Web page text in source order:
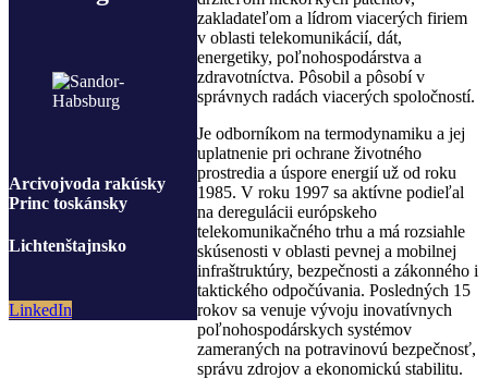
Arcivojvoda rakúsky
Princ toskánsky
Lichtenštajnsko
LinkedIn
zakladateľom a lídrom viacerých firiem
v oblasti telekomunikácií, dát,
energetiky, poľnohospodárstva a
zdravotníctva. Pôsobil a pôsobí v
správnych radách viacerých spoločností.
Je odborníkom na termodynamiku a jej
uplatnenie pri ochrane životného
prostredia a úspore energií už od roku
1985. V roku 1997 sa aktívne podieľal
na deregulácii európskeho
telekomunikačného trhu a má rozsiahle
skúsenosti v oblasti pevnej a mobilnej
infraštruktúry, bezpečnosti a zákonného i
taktického odpočúvania. Posledných 15
rokov sa venuje vývoju inovatívnych
poľnohospodárskych systémov
zameraných na potravinovú bezpečnosť,
správu zdrojov a ekonomickú stabilitu.